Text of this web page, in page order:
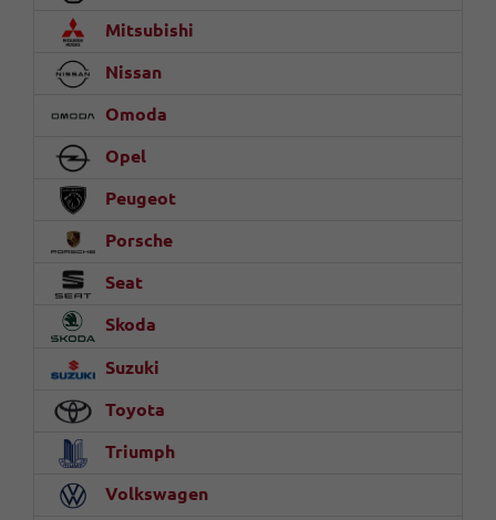
Mitsubishi
Nissan
Omoda
Opel
Peugeot
Porsche
Seat
Skoda
Suzuki
Toyota
Triumph
Volkswagen